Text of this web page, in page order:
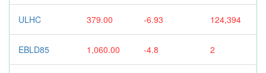
ULHC 379.00 -6.93 124,394
EBLD85 1,060.00 -4.8 2